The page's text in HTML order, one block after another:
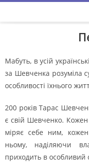
Мабуть, в усій
за Шевченка розуміла
особливості їхнього
200 років Тарас
є свій Шевченко. Кожен
міряє себе ним,
ньому, наділяючи
приходить в особливий